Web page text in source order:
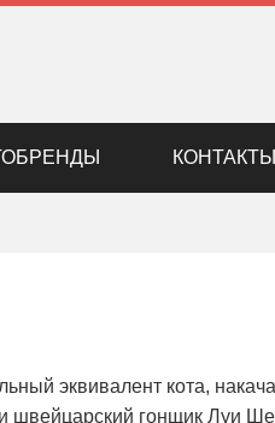
КОНТАКТЫ
эквивалент кота,
швейцарский гонщик Луи